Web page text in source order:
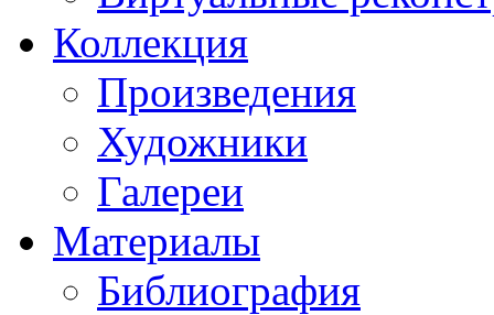
Коллекция
Произведения
Художники
Галереи
Материалы
Библиография